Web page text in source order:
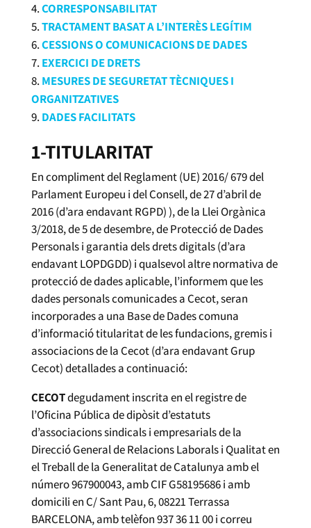
CORRESPONSABILITAT
TRACTAMENT BASAT A L’INTERÈS LEGÍTIM
CESSIONS O COMUNICACIONS DE DADES
EXERCICI DE DRETS
MESURES DE SEGURETAT TÈCNIQUES I
ORGANITZATIVES
DADES FACILITATS
1-TITULARITAT
En compliment del Reglament (UE) 2016/ 679 del
Parlament Europeu i del Consell, de 27 d’abril de
2016 (d’ara endavant RGPD) ), de la Llei Orgànica
3/2018, de 5 de desembre, de Protecció de Dades
Personals i garantia dels drets digitals (d’ara
endavant LOPDGDD) i qualsevol altre normativa de
protecció de dades aplicable, l’informem que les
dades personals comunicades a Cecot, seran
incorporades a una Base de Dades comuna
d’informació titularitat de les fundacions, gremis i
associacions de la Cecot (d’ara endavant Grup
Cecot) detallades a continuació:
CECOTdegudament inscrita en el registre de
l’Oficina Pública de dipòsit d’estatuts
d’associacions sindicals i empresarials de la
Direcció General de Relacions Laborals i Qualitat en
el Treball de la Generalitat de Catalunya amb el
número 967900043, amb CIF G58195686 i amb
domicili en C/ Sant Pau, 6, 08221 Terrassa
BARCELONA, amb telèfon 937 36 11 00 i correu